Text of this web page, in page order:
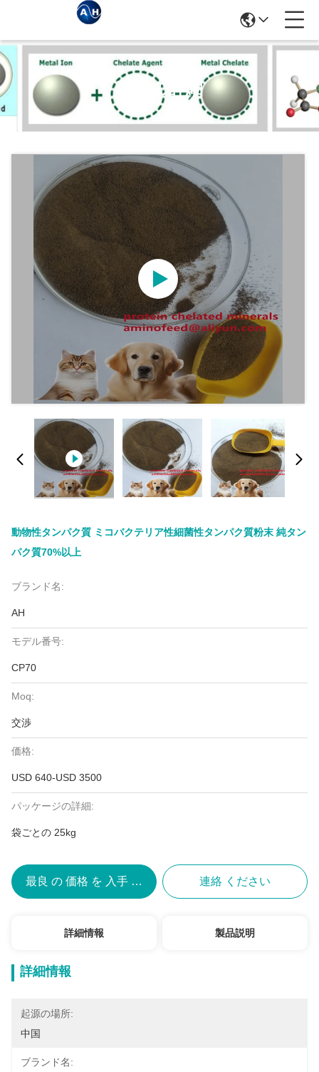
商品の詳細
動物性タンパク質 ミコバクテリア性細菌性タンパク質粉末 純タン
パク質70%以上
ブランド名:
AH
モデル番号:
CP70
Moq:
交渉
価格:
USD 640-USD 3500
パッケージの詳細:
袋ごとの 25kg
最良 の 価格 を 入手 する 連絡 ください
詳細情報 製品説明
詳細情報
起源の場所:
中国
ブランド名: